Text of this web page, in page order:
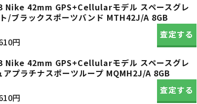
42mm GPS+Cellularモデル スペースグレ
/ブラックスポーツバンド MTH42J/A 8GB
円
査定する
42mm GPS+Cellularモデル スペースグレ
プラチナスポーツループ MQMH2J/A 8GB
円
査定する